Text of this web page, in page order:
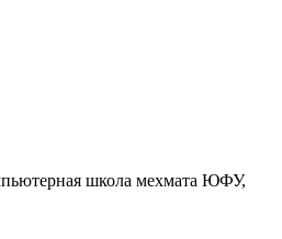
школа мехмата ЮФУ,